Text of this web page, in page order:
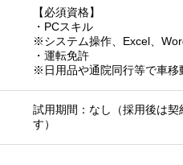
【必須資格】
・PCスキル
※システム操作、Excel、
・運転免許
※日用品や通院同行等で車移
試用期間：なし（採用後は
す）